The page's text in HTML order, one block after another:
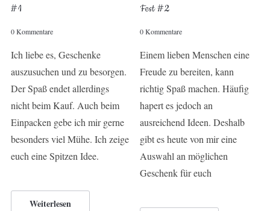
#1
0 Kommentare
Ich liebe es, Geschenke
auszusuchen und zu besorgen.
Der Spaß endet allerdings
nicht beim Kauf. Auch beim
Einpacken gebe ich mir gerne
besonders viel Mühe. Ich zeige
euch eine Spitzen Idee.
Weiterlesen
Fest #2
0 Kommentare
Einem lieben Menschen eine
Freude zu bereiten, kann
richtig Spaß machen. Häufig
hapert es jedoch an
ausreichend Ideen. Deshalb
gibt es heute von mir eine
Auswahl an möglichen
Geschenk für euch